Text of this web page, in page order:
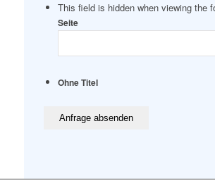
This field is hidden when viewing the
Seite
Ohne Titel